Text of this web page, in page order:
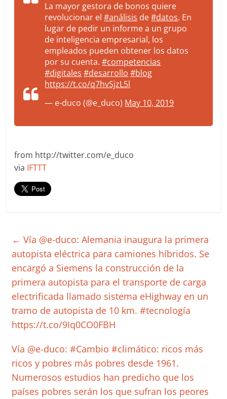
La mayor gestora de bonos quiere
revolucionar el#análisis de#datos. En
lugar de pedir un informe a un grupo
de inteligencia empresarial, los
empleados pueden obtener los datos
por su cuenta.#competencias
#digitales #desarrollo #blog
https://t.co/q7hvSjzL5l
— e-duco (@e_duco) May 10, 2019
from http://twitter.com/e_duco
via IFTTT
← Vía @e-duco: Alemania inaugura la primera
autopista eléctrica para camiones híbridos. Se
encargó a Siemens la construcción de la
primera autopista para el transporte de carga
electrificada llamado sistema eHighway en un
tramo de autopista de 10 km. #tecnología
https://t.co/9Iq0CO0FBH
Vía @e-duco: #Cambio #climático: ricos más
ricos y pobres más pobres desde 1961.
Numerosos estudios han predicho que los
países pobres serán los que sufran los peores